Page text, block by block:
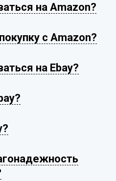
на Amazon?
с Amazon?
на Ebay?